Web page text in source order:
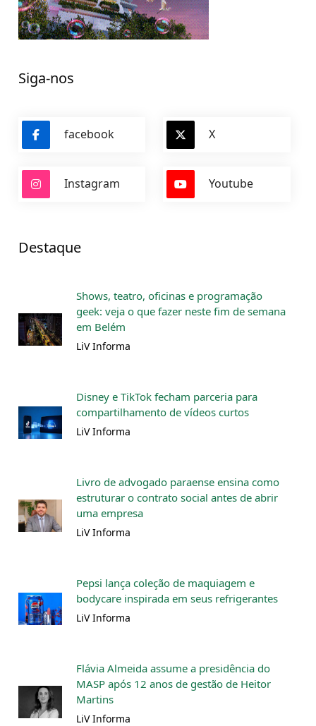
Siga-nos
facebook X
Instagram Youtube
Destaque
Shows, teatro, oficinas e programação
geek: veja o que fazer neste fim de semana
em Belém
LiV Informa
Disney e TikTok fecham parceria para
compartilhamento de vídeos curtos
LiV Informa
Livro de advogado paraense ensina como
estruturar o contrato social antes de abrir
uma empresa
LiV Informa
Pepsi lança coleção de maquiagem e
bodycare inspirada em seus refrigerantes
LiV Informa
Flávia Almeida assume a presidência do
MASP após 12 anos de gestão de Heitor
Martins
LiV Informa